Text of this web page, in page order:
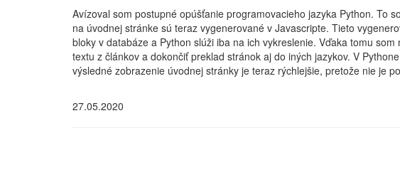
Avízoval som postupné opúšťanie programovacieho jazyka Python. To
na úvodnej stránke sú teraz vygenerované v Javascripte. Tieto
bloky v databáze a Python slúži iba na ich vykreslenie. Vďaka tomu
textu z článkov a dokončiť preklad stránok aj do iných jazykov. V
výsledné zobrazenie úvodnej stránky je teraz rýchlejšie, pretože nie je
27.05.2020